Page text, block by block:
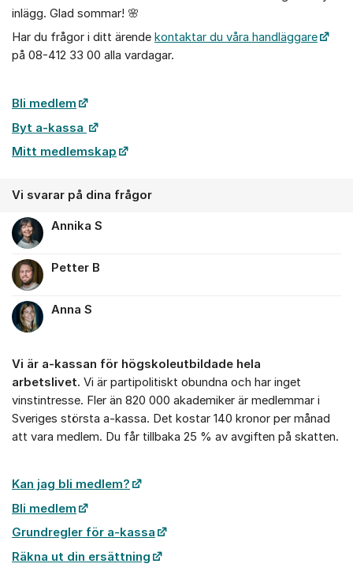
inlägg. Glad sommar! 🌸
Har du frågor i ditt ärende kontaktar du våra handläggare
på 08-412 33 00 alla vardagar.
Bli medlem
Byt a-kassa
Mitt medlemskap
Vi svarar på dina frågor
Annika S
Petter B
Anna S
Vi är a-kassan för högskoleutbildade hela
arbetslivet. Vi är partipolitiskt obundna och har inget
vinstintresse. Fler än 820 000 akademiker är medlemmar i
Sveriges största a-kassa. Det kostar 140 kronor per månad
att vara medlem. Du får tillbaka 25 % av avgiften på skatten.
Kan jag bli medlem?
Bli medlem
Grundregler för a-kassa
Räkna ut din ersättning